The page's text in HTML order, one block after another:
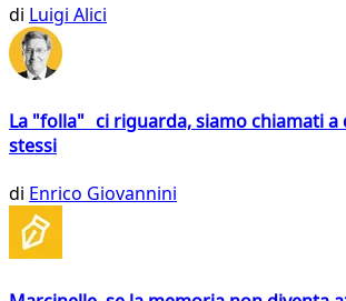
di Luigi Alici
La "folla" ci riguarda, siamo chiamati
stessi
di Enrico Giovannini